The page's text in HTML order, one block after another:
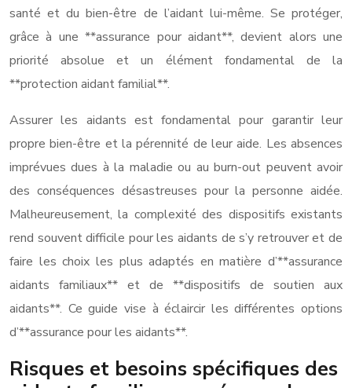
santé et du bien-être de l’aidant lui-même. Se protéger,
grâce à une **assurance pour aidant**, devient alors une
priorité absolue et un élément fondamental de la
**protection aidant familial**.
Assurer les aidants est fondamental pour garantir leur
propre bien-être et la pérennité de leur aide. Les absences
imprévues dues à la maladie ou au burn-out peuvent avoir
des conséquences désastreuses pour la personne aidée.
Malheureusement, la complexité des dispositifs existants
rend souvent difficile pour les aidants de s’y retrouver et de
faire les choix les plus adaptés en matière d’**assurance
aidants familiaux** et de **dispositifs de soutien aux
aidants**. Ce guide vise à éclaircir les différentes options
d’**assurance pour les aidants**.
Risques et besoins spécifiques des